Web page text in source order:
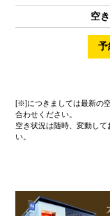
[※]につきましては最新の
合わせください。
空き状況は随時、変動し
い。